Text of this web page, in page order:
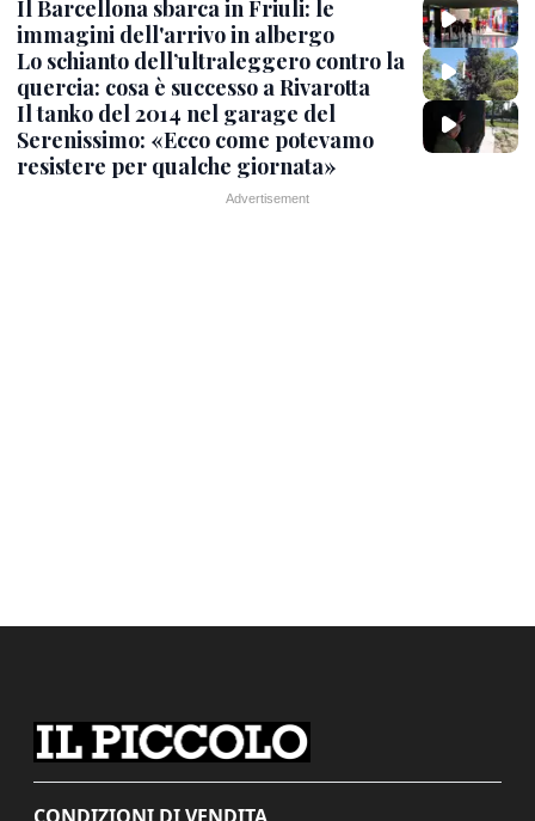
Il Barcellona sbarca in Friuli: le
immagini dell'arrivo in albergo
Lo schianto dell’ultraleggero contro la
quercia: cosa è successo a Rivarotta
Il tanko del 2014 nel garage del
Serenissimo: «Ecco come potevamo
resistere per qualche giornata»